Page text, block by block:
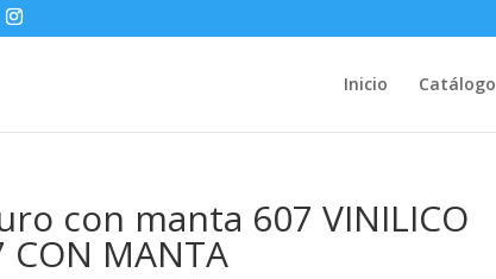
Inicio Catálogo
con manta 607 VINILICO
CON MANTA